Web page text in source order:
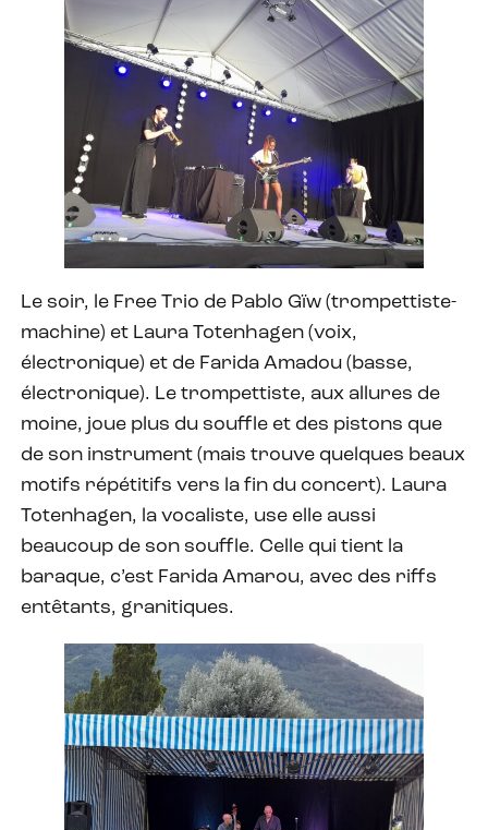
Le soir, le Free Trio de Pablo Gïw (trompettiste-
machine) et Laura Totenhagen (voix,
électronique) et de Farida Amadou (basse,
électronique). Le trompettiste, aux allures de
moine, joue plus du souffle et des pistons que
de son instrument (mais trouve quelques beaux
motifs répétitifs vers la fin du concert). Laura
Totenhagen, la vocaliste, use elle aussi
beaucoup de son souffle. Celle qui tient la
baraque, c’est Farida Amarou, avec des riffs
entêtants, granitiques.